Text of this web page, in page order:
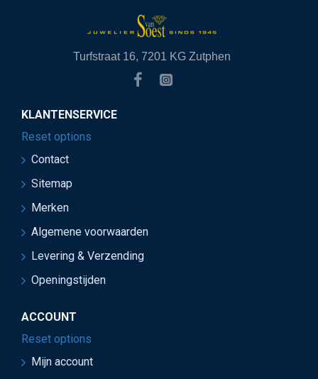
Turfstraat 16, 7201 KG Zutphen
KLANTENSERVICE
Reset options
Contact
Sitemap
Merken
Algemene voorwaarden
Levering & Verzending
Openingstijden
ACCOUNT
Reset options
Mijn account